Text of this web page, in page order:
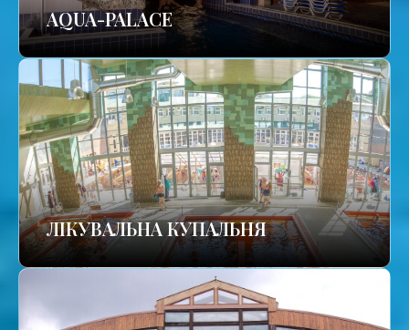
AQUA-PALACE
ЛІКУВАЛЬНА КУПАЛЬНЯ